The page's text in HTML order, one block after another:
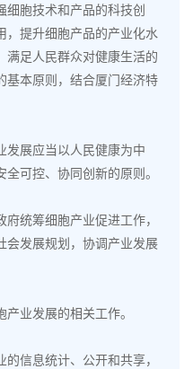
胞技术和产品的科技创
，提升细胞产品的产业化水
满足人民群众对健康生活的
基本原则，结合厦门经济特
展应当以人民健康为中
可控、协同创新的原则。
统筹细胞产业促进工作，
会发展规划，协调产业发展
业发展的相关工作。
信息统计、公开和共享，